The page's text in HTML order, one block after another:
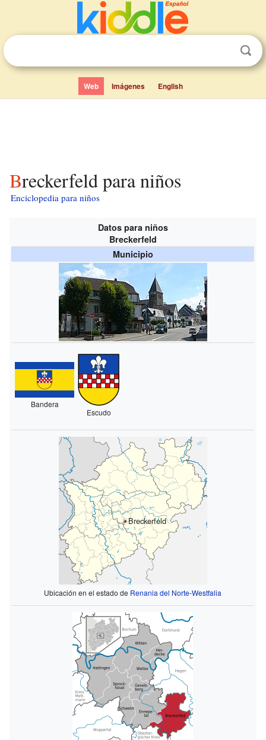
Web Imágenes English
Breckerfeld para niños
Enciclopedia para niños
Datos para niños
Breckerfeld
Municipio
Bandera
Escudo
Breckerfeld
Ubicación en el estado de Renania del Norte-Westfalia